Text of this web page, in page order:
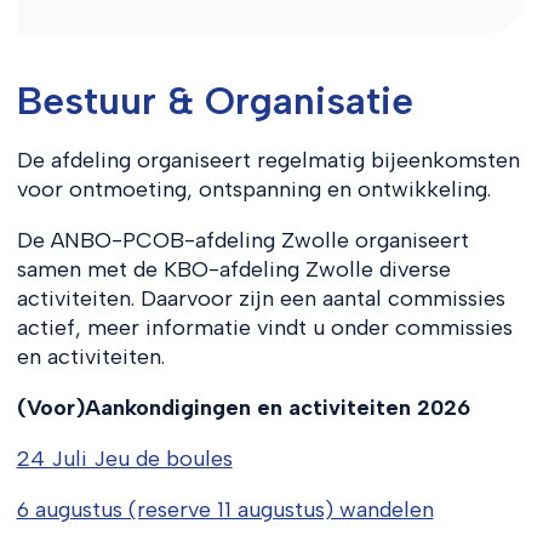
Bestuur & Organisatie
De afdeling organiseert regelmatig bijeenkomsten
voor ontmoeting, ontspanning en ontwikkeling.
De ANBO-PCOB-afdeling Zwolle organiseert
samen met de KBO-afdeling Zwolle diverse
activiteiten. Daarvoor zijn een aantal commissies
actief, meer informatie vindt u onder commissies
en activiteiten.
(Voor)Aankondigingen en activiteiten 2026
24 Juli Jeu de boules
6 augustus (reserve 11 augustus) wandelen